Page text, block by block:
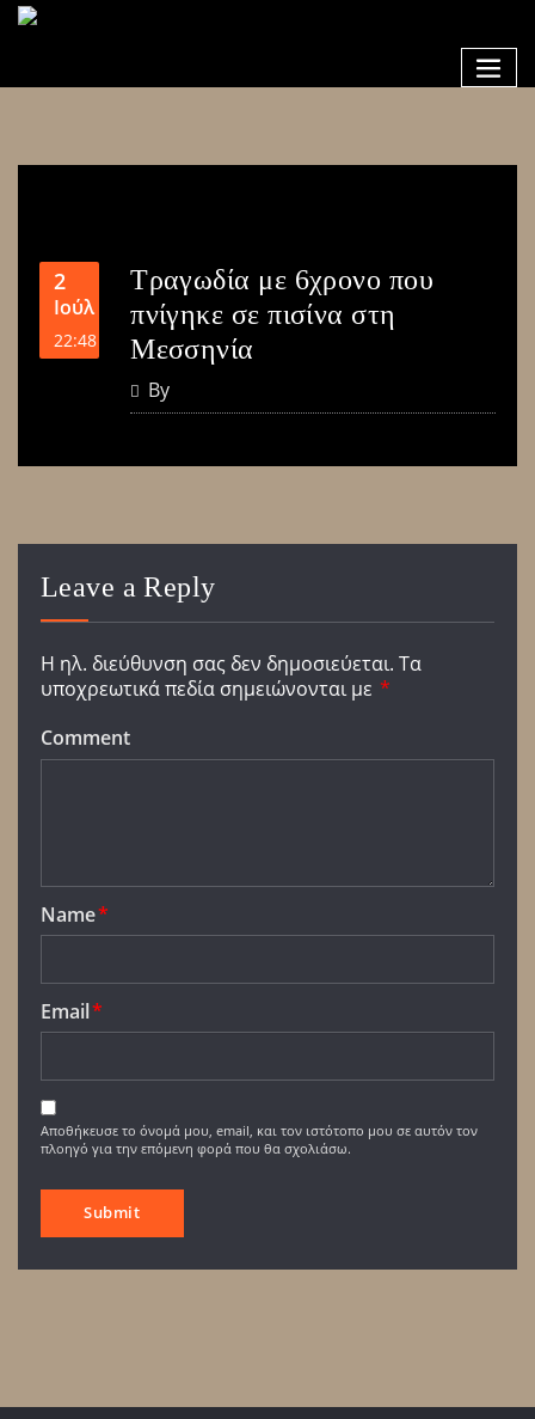
2
Ιούλ
22:48
Τραγωδία με 6χρονο που
πνίγηκε σε πισίνα στη
Μεσσηνία
By
Leave a Reply
Η ηλ. διεύθυνση σας δεν δημοσιεύεται. Τα
υποχρεωτικά πεδία σημειώνονται με *
Comment
Name*
Email*
Αποθήκευσε το όνομά μου, email, και τον ιστότοπο μου σε αυτόν τον
πλοηγό για την επόμενη φορά που θα σχολιάσω.